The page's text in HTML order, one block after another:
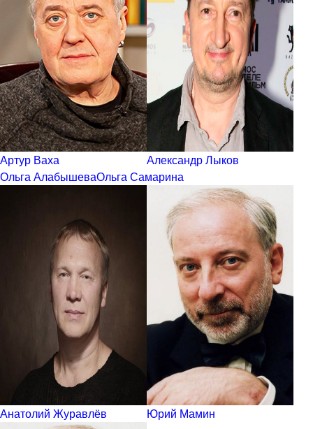
Артур Ваха
Александр Лыков
Ольга АлабышеваОльга Самарина
Анатолий Журавлёв Юрий Мамин